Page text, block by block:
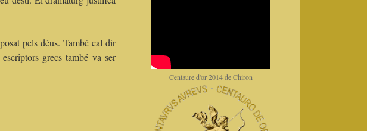
pels déus. També cal dir
grecs també va ser
Centaure d'or 2014 de Chiron